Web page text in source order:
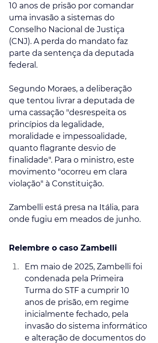
10 anos de prisão por comandar
uma invasão a sistemas do
Conselho Nacional de Justiça
(CNJ). A perda do mandato faz
parte da sentença da deputada
federal.
Segundo Moraes, a deliberação
que tentou livrar a deputada de
uma cassação "desrespeita os
princípios da legalidade,
moralidade e impessoalidade,
quanto flagrante desvio de
finalidade". Para o ministro, este
movimento "ocorreu em clara
violação" à Constituição.
Zambelli está presa na Itália, para
onde fugiu em meados de junho.
Relembre o caso Zambelli
Em maio de 2025, Zambelli foi
condenada pela Primeira
Turma do STF a cumprir 10
anos de prisão, em regime
inicialmente fechado, pela
invasão do sistema informático
e alteração de documentos do